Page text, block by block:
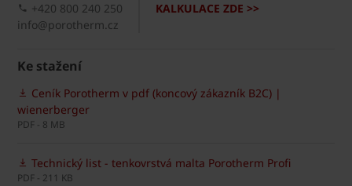
KALKULACE ZDE >>
+420 800 240 250
info@porotherm.cz
Ke stažení
Ceník Porotherm v pdf (koncový zákazník B2C) |
wienerberger
PDF - 8 MB
Technický list - tenkovrstvá malta Porotherm Profi
PDF - 211 KB